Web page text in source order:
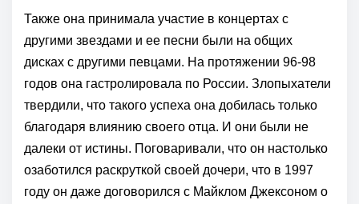
Также она принимала участие в концертах с
другими звездами и ее песни были на общих
дисках с другими певцами. На протяжении 96-98
годов она гастролировала по России. Злопыхатели
твердили, что такого успеха она добилась только
благодаря влиянию своего отца. И они были не
далеки от истины. Поговаривали, что он настолько
озаботился раскруткой своей дочери, что в 1997
году он даже договорился с Майклом Джексоном о